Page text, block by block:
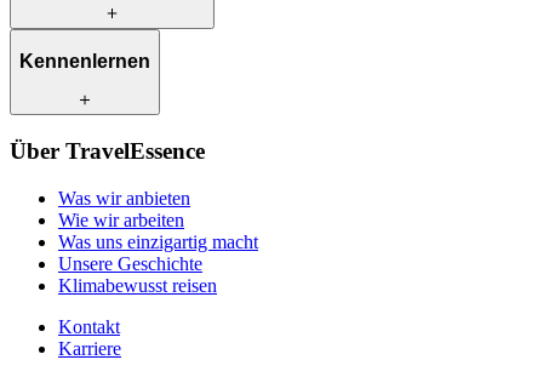
Was wir anbieten
Was uns einzigartig macht
Klimabewusst reisen
Kontakt
Karriere
Kennenlernen
Unsere Reiseexperten
Unsere Kunden
Über TravelEssence
Was wir anbieten
Wie wir arbeiten
Was uns einzigartig macht
Unsere Geschichte
Klimabewusst reisen
Kontakt
Karriere